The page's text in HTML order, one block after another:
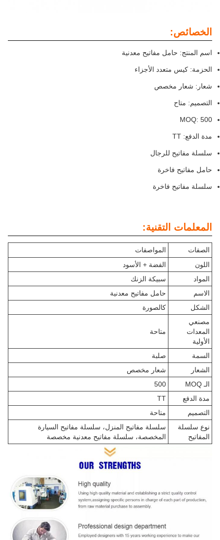
الخصائص:
اسم المنتج: حامل مفاتيح معدنية
الحزمة: كيس متعدد الأجزاء
شعار: شعار مخصص
التصميم: متاح
MOQ: 500
مدة الدفع: TT
سلسلة مفاتيح للرجال
حامل مفاتيح فاخرة
سلسلة مفاتيح فاخرة
المعلمات التقنية:
الصفات
المواصفات
اللون
الفضة + الأسود
المواد
سبيكة الزنك
الاسم
حامل مفاتيح معدنية
الشكل
كالصورة
مصنعي
المعدات
الأولية
متاحة
السمة
صلبة
الشعار
شعار مخصص
الـ MOQ
500
مدة الدفع
TT
التصميم
متاحة
نوع سلسلة
المفاتيح
سلسلة مفاتيح المنزل، سلسلة مفاتيح السيارة
المخصصة، سلسلة مفاتيح معدنية مخصصة